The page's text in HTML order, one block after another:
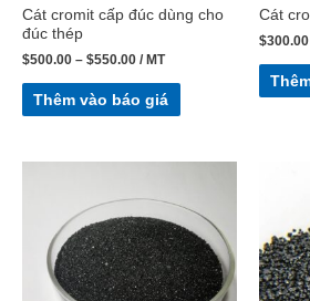
Cát cromit cấp đúc dùng cho
đúc thép
$500.00 – $550.00 / MT
Thêm vào báo giá
Cát
$300.00